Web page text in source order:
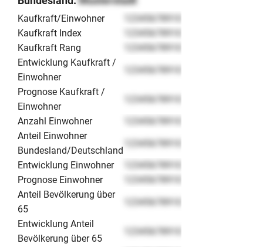
Kaufkraft/Einwohner
12345678910
Kaufkraft Index
12345678910
Kaufkraft Rang
12345678910
Entwicklung Kaufkraft /
Einwohner
12345678910
Prognose Kaufkraft /
Einwohner
12345678910
Anzahl Einwohner
12345678910
Anteil Einwohner
Bundesland/Deutschland
12345678910
Entwicklung Einwohner
12345678910
Prognose Einwohner
12345678910
Anteil Bevölkerung über
65
12345678910
Entwicklung Anteil
Bevölkerung über 65
12345678910